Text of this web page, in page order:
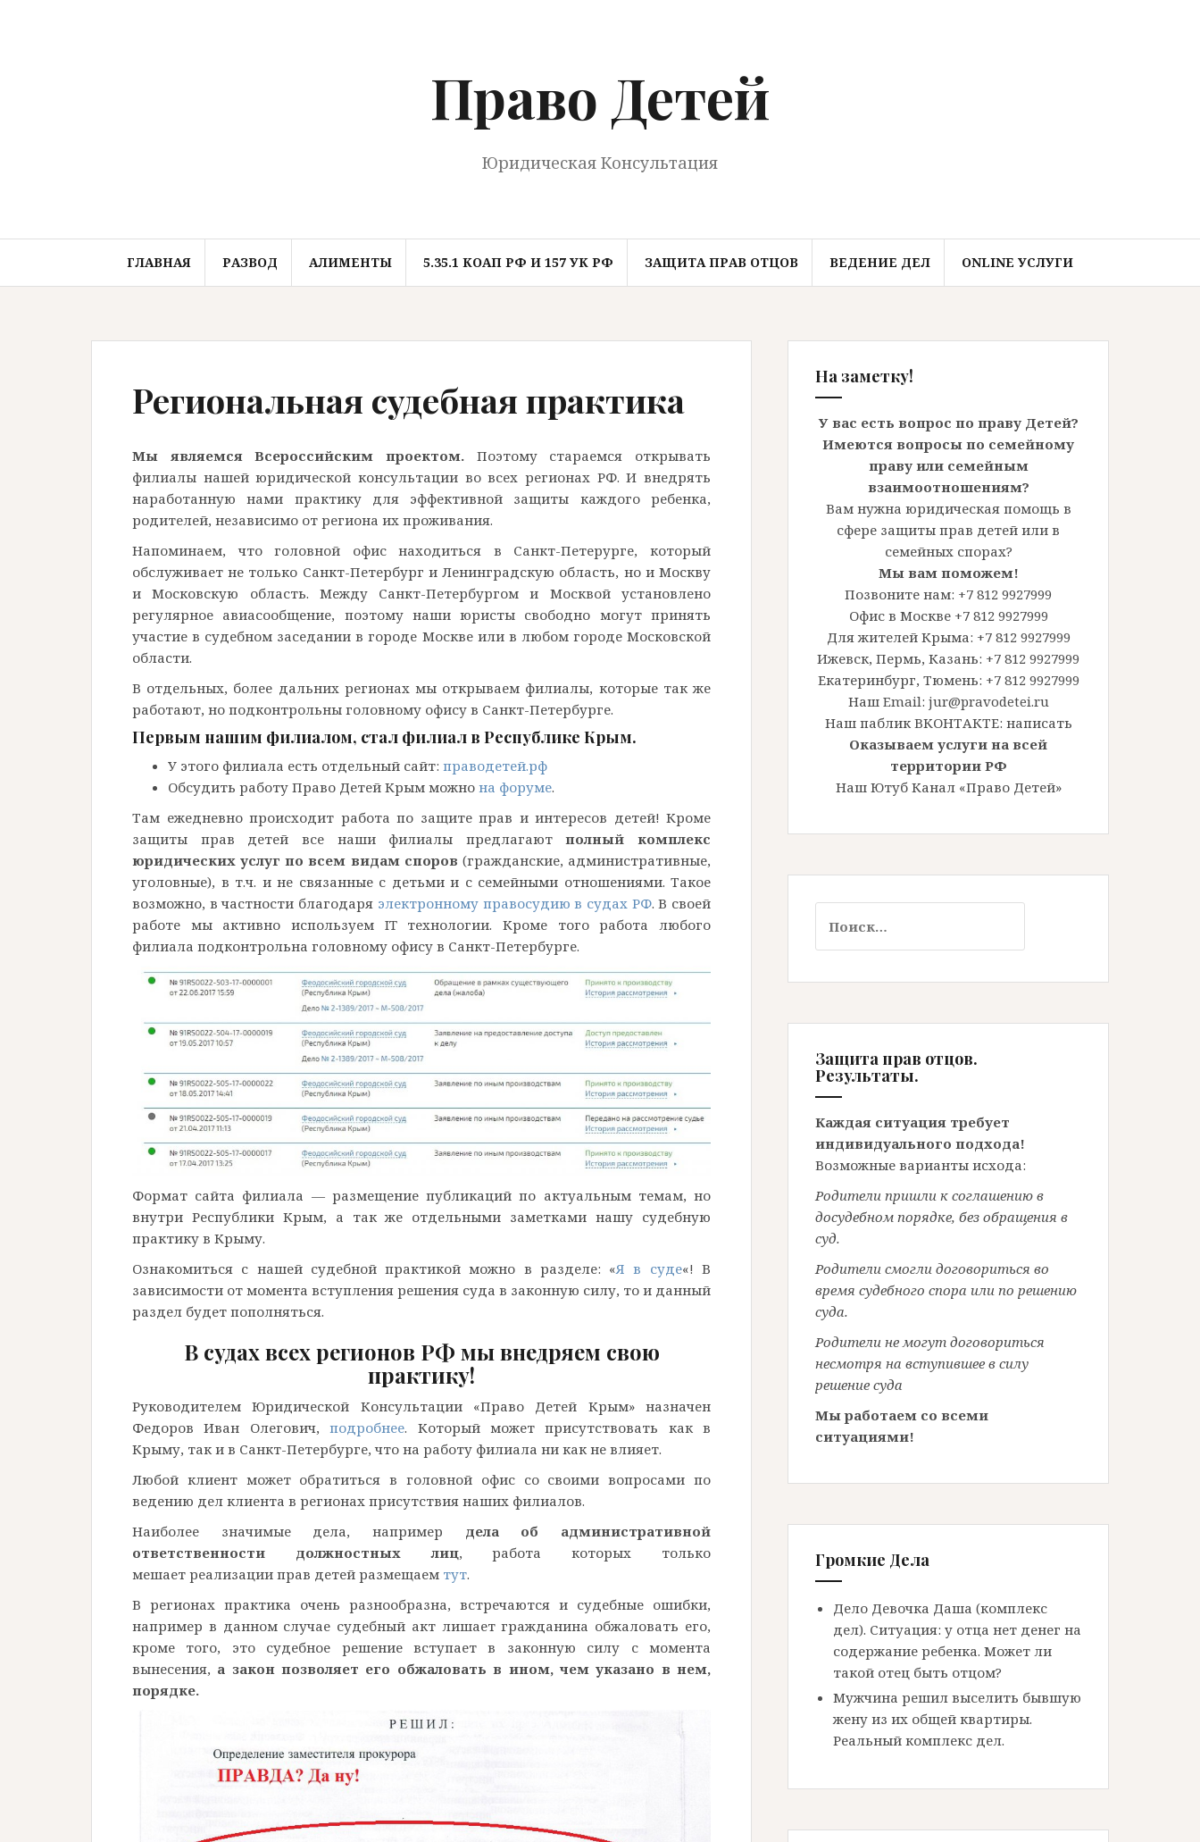
Право Детей
Юридическая Консультация
ГЛАВНАЯ РАЗВОД АЛИМЕНТЫ 5.35.1 КОАП РФ И 157 УК РФ ЗАЩИТА ПРАВ ОТЦОВ ВЕДЕНИЕ ДЕЛ ONLINE УСЛУГИ
Региональная судебная практика
Мы являемся Всероссийским проектом. Поэтому стараемся открывать
филиалы нашей юридической консультации во всех регионах РФ. И внедрять
наработанную нами практику для эффективной защиты каждого ребенка,
родителей, независимо от региона их проживания.
Напоминаем, что головной офис находиться в Санкт-Петерурге, который
обслуживает не только Санкт-Петербург и Ленинградскую область, но и Москву
и Московскую область. Между Санкт-Петербургом и Москвой установлено
регулярное авиасообщение, поэтому наши юристы свободно могут принять
участие в судебном заседании в городе Москве или в любом городе Московской
области.
В отдельных, более дальних регионах мы открываем филиалы, которые так же
работают, но подконтрольны головному офису в Санкт-Петербурге.
Первым нашим филиалом, стал филиал в Республике Крым.
У этого филиала есть отдельный сайт: праводетей.рф
Обсудить работу Право Детей Крым можно на форуме.
Там ежедневно происходит работа по защите прав и интересов детей! Кроме
защиты прав детей все наши филиалы предлагаютполный комплекс
юридических услуг по всем видам споров (гражданские, административные,
уголовные), в т.ч. и не связанные с детьми и с семейными отношениями. Такое
возможно, в частности благодаря электронному правосудию в судах РФ. В своей
работе мы активно используем IT технологии. Кроме того работа любого
филиала подконтрольна головному офису в Санкт-Петербурге.
Формат сайта филиала — размещение публикаций по актуальным темам, но
внутри Республики Крым, а так же отдельными заметками нашу судебную
практику в Крыму.
Ознакомиться с нашей судебной практикой можно в разделе: «Я в суде«! В
зависимости от момента вступления решения суда в законную силу, то и данный
раздел будет пополняться.
В судах всех регионов РФ мы внедряем свою
практику!
Руководителем Юридической Консультации «Право Детей Крым» назначен
Федоров Иван Олегович,подробнее. Который может присутствовать как в
Крыму, так и в Санкт-Петербурге, что на работу филиала ни как не влияет.
Любой клиент может обратиться в головной офис со своими вопросами по
ведению дел клиента в регионах присутствия наших филиалов.
Наиболее значимые дела, например дела об административной
ответственности должностных лиц, работа которых только
мешает реализации прав детей размещаем тут.
В регионах практика очень разнообразна, встречаются и судебные ошибки,
например в данном случае судебный акт лишает гражданина обжаловать его,
кроме того, это судебное решение вступает в законную силу с момента
вынесения, а закон позволяет его обжаловать в ином, чем указано в нем,
порядке.
На заметку!
У вас есть вопрос по праву Детей?
Имеются вопросы по семейному
праву или семейным
взаимоотношениям?
Вам нужна юридическая помощь в
сфере защиты прав детей или в
семейных спорах?
Мы вам поможем!
Позвоните нам: +7 812 9927999
Офис в Москве +7 812 9927999
Для жителей Крыма: +7 812 9927999
Ижевск, Пермь, Казань: +7 812 9927999
Екатеринбург, Тюмень: +7 812 9927999
Наш Email: jur@pravodetei.ru
Наш паблик ВКОНТАКТЕ: написать
Оказываем услуги на всей
территории РФ
Наш Ютуб Канал «Право Детей»
Защита прав отцов.
Результаты.
Каждая ситуация требует
индивидуального подхода!
Возможные варианты исхода:
Родители пришли к соглашению в
досудебном порядке, без обращения в
суд.
Родители смогли договориться во
время судебного спора или по решению
суда.
Родители не могут договориться
несмотря на вступившее в силу
решение суда
Мы работаем со всеми
ситуациями!
Громкие Дела
Дело Девочка Даша (комплекс
дел). Ситуация: у отца нет денег на
содержание ребенка. Может ли
такой отец быть отцом?
Мужчина решил выселить бывшую
жену из их общей квартиры.
Реальный комплекс дел.